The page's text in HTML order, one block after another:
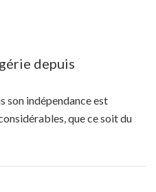
depuis
son indépendance est
que ce soit du